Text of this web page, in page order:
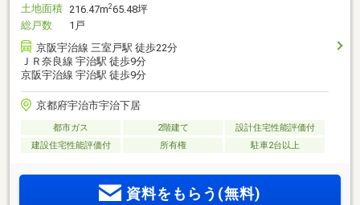
土地面積 216.47m265.48坪
総戸数
1戸
京阪宇治線 三室戸駅 徒歩22分
ＪＲ奈良線 宇治駅 徒歩9分
京阪宇治線 宇治駅 徒歩9分
京都府宇治市宇治下居
都市ガス 2階建て
設計住宅性能評価付
建設住宅性能評価付
所有権 駐車2台以上
資料をもらう(無料)